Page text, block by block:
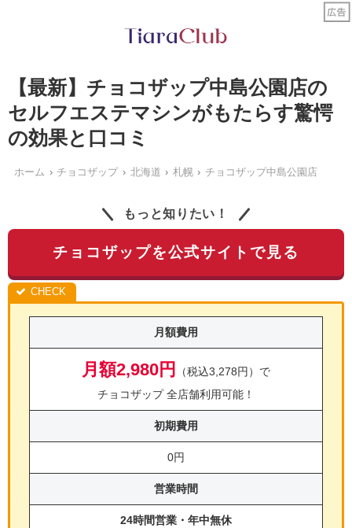
【最新】チョコザップ中島公園店の
セルフエステマシンがもたらす驚愕
の効果と口コミ
ホーム チョコザップ 北海道 札幌 チョコザップ中島公園店
もっと知りたい！
チョコザップを公式サイトで見る
月額費用
月額2,980円
（税込3,278円）で
チョコザップ 全店舗利用可能！
初期費用
0円
営業時間
24時間営業・年中無休